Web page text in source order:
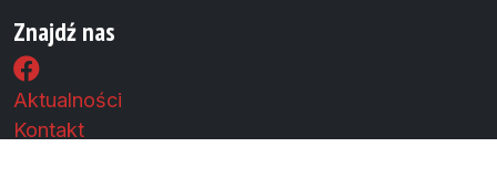
Znajdź nas
Aktualności
Kontakt